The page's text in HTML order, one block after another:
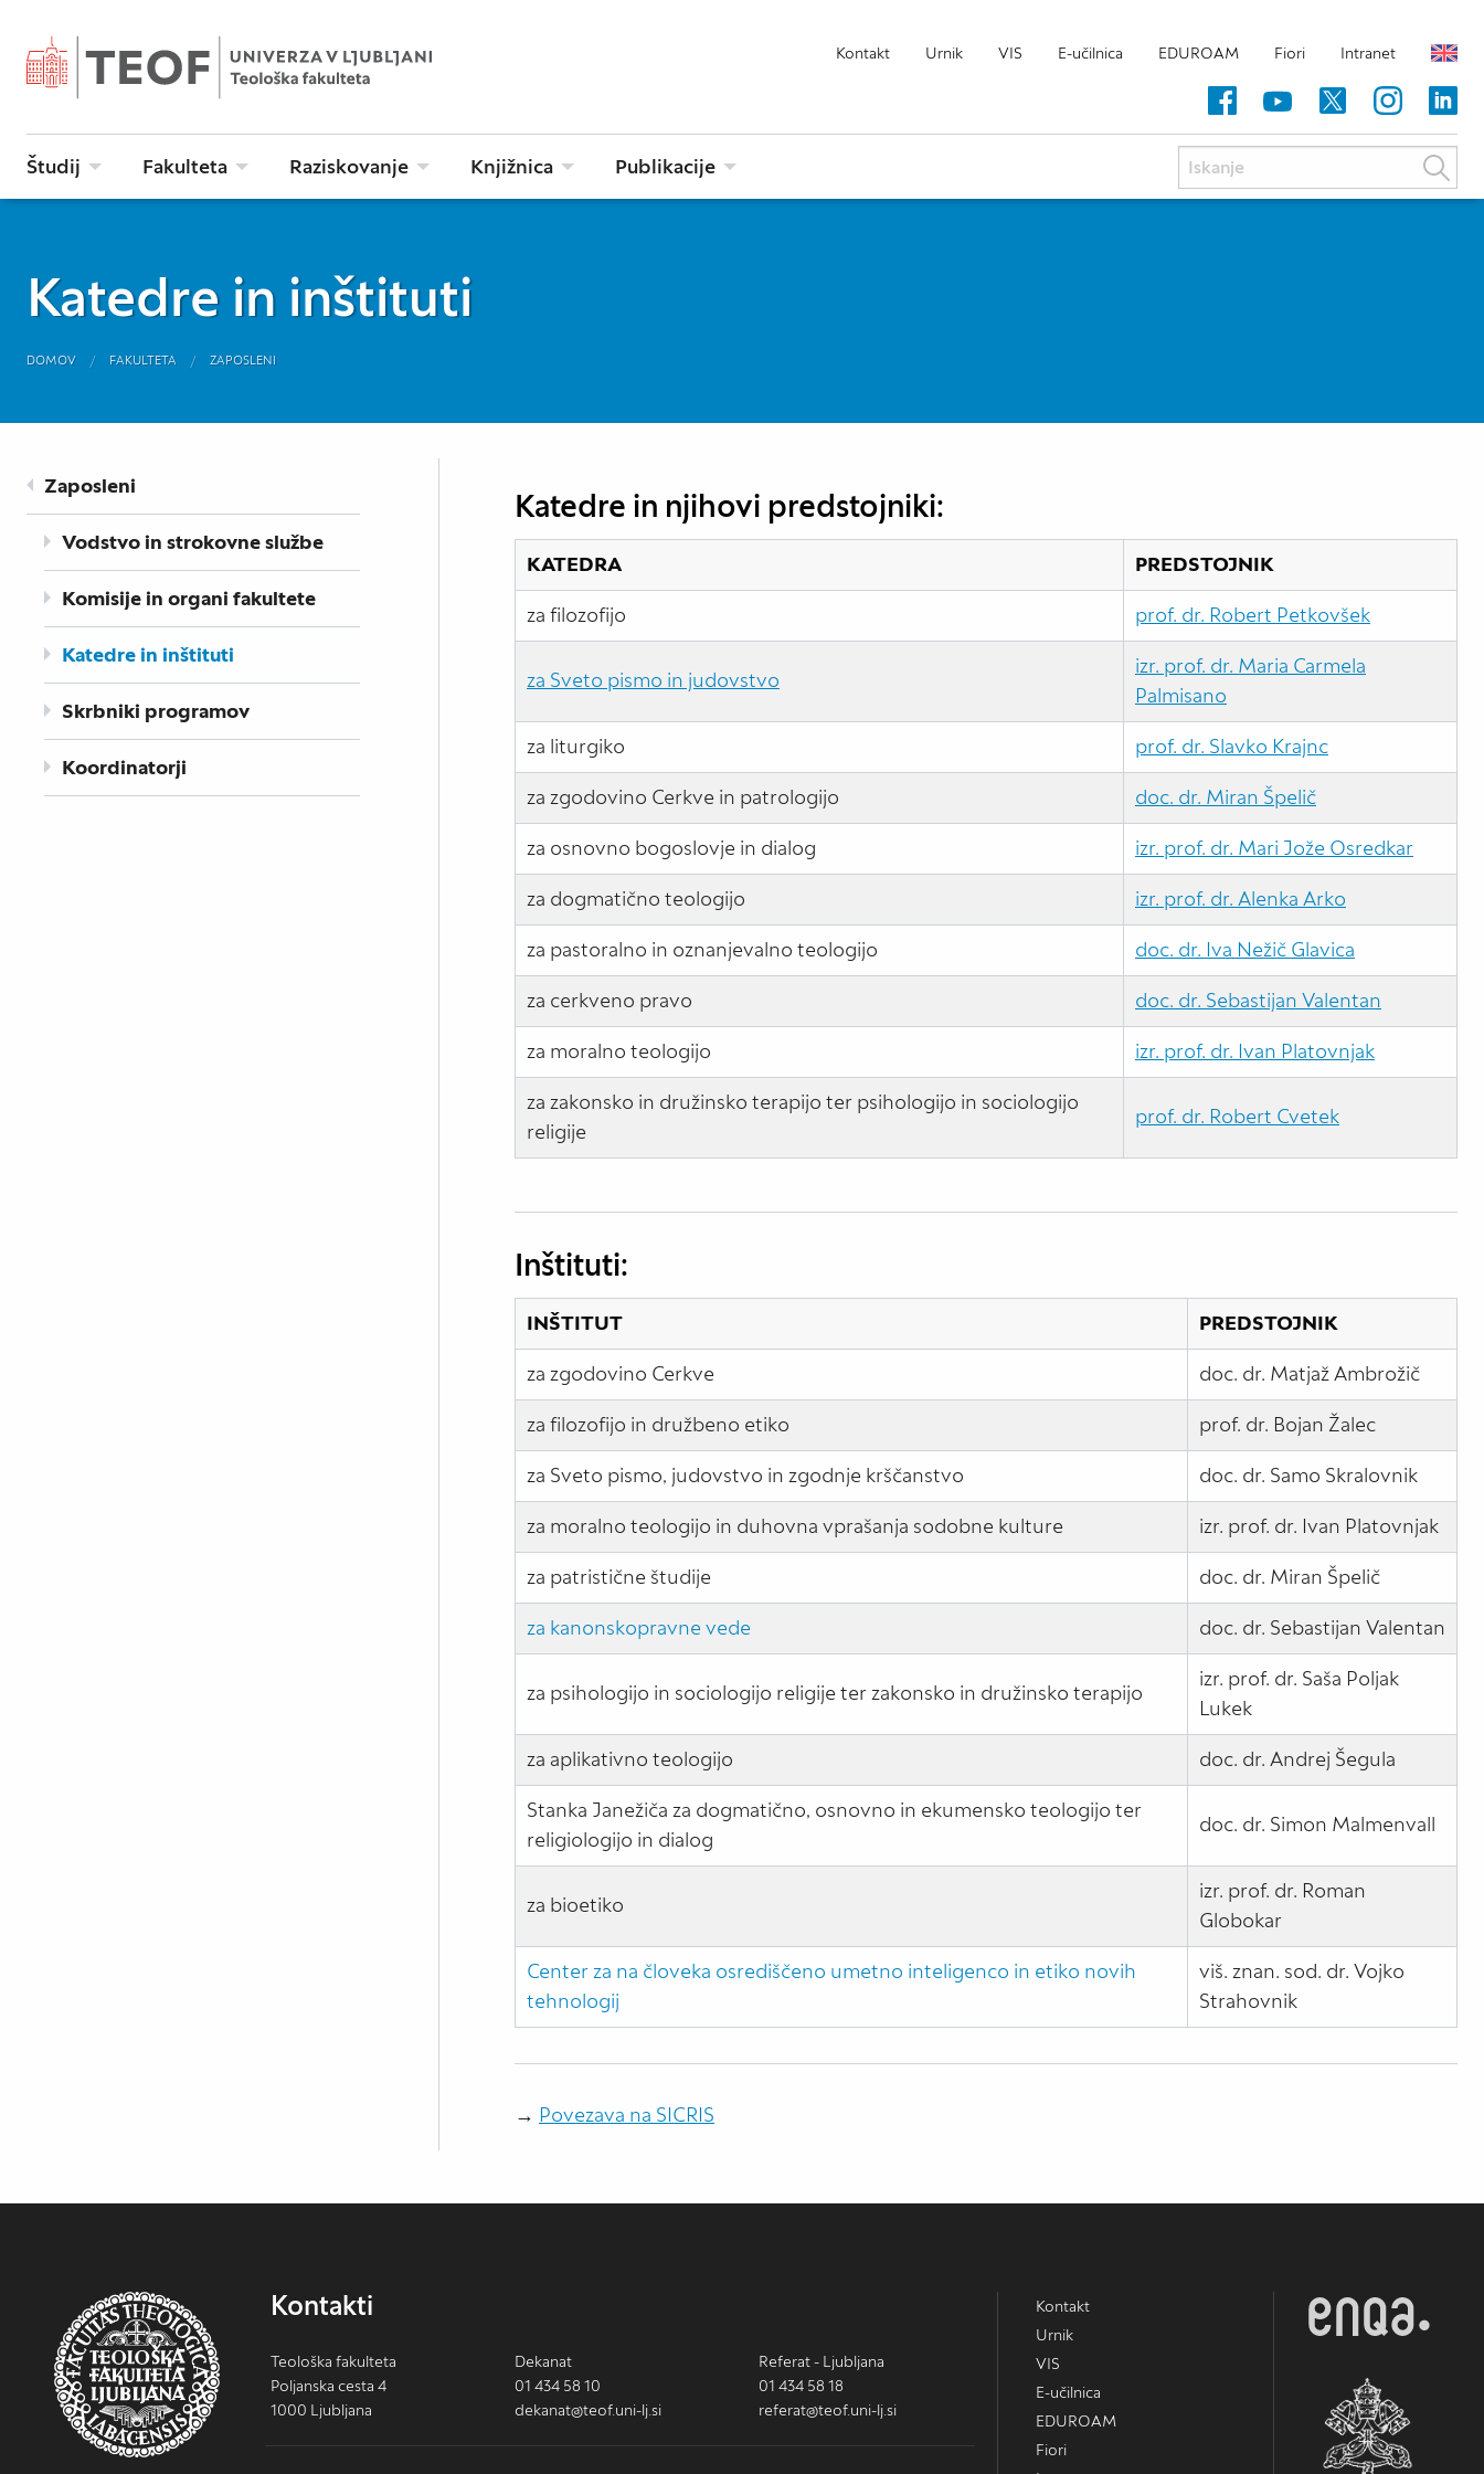
Kontakt Urnik VIS E-učilnica EDUROAM Fiori Intranet
Študij Fakulteta Raziskovanje Knjižnica Publikacije
Katedre in inštituti
DOMOV FAKULTETA ZAPOSLENI
Zaposleni
Vodstvo in strokovne službe
Komisije in organi fakultete
Katedre in inštituti
Skrbniki programov
Koordinatorji
Katedre in njihovi predstojniki:
KATEDRA
PREDSTOJNIK
za filozofijo
prof. dr. Robert Petkovšek
za Sveto pismo in judovstvo
izr. prof. dr. Maria Carmela
Palmisano
za liturgiko
prof. dr. Slavko Krajnc
za zgodovino Cerkve in patrologijo
doc. dr. Miran Špelič
za osnovno bogoslovje in dialog
izr. prof. dr. Mari Jože Osredkar
za dogmatično teologijo
izr. prof. dr. Alenka Arko
za pastoralno in oznanjevalno teologijo
doc. dr. Iva Nežič Glavica
za cerkveno pravo
doc. dr. Sebastijan Valentan
za moralno teologijo
izr. prof. dr. Ivan Platovnjak
za zakonsko in družinsko terapijo ter psihologijo in sociologijo
religije
prof. dr. Robert Cvetek
Inštituti:
INŠTITUT
PREDSTOJNIK
za zgodovino Cerkve
doc. dr. Matjaž Ambrožič
za filozofijo in družbeno etiko
prof. dr. Bojan Žalec
za Sveto pismo, judovstvo in zgodnje krščanstvo
doc. dr. Samo Skralovnik
za moralno teologijo in duhovna vprašanja sodobne kulture
izr. prof. dr. Ivan Platovnjak
za patristične študije
doc. dr. Miran Špelič
za kanonskopravne vede
doc. dr. Sebastijan Valentan
za psihologijo in sociologijo religije ter zakonsko in družinsko terapijo
izr. prof. dr. Saša Poljak
Lukek
za aplikativno teologijo
doc. dr. Andrej Šegula
Stanka Janežiča za dogmatično, osnovno in ekumensko teologijo ter
religiologijo in dialog
doc. dr. Simon Malmenvall
za bioetiko
izr. prof. dr. Roman
Globokar
Center za na človeka osrediščeno umetno inteligenco in etiko novih
tehnologij
viš. znan. sod. dr. Vojko
Strahovnik
→ Povezava na SICRIS
Kontakti
Teološka fakulteta
Poljanska cesta 4
1000 Ljubljana
Dekanat
01 434 58 10
dekanat@teof.uni-lj.si
Referat - Ljubljana
01 434 58 18
referat@teof.uni-lj.si
Kontakt
Urnik
VIS
E-učilnica
EDUROAM
Fiori